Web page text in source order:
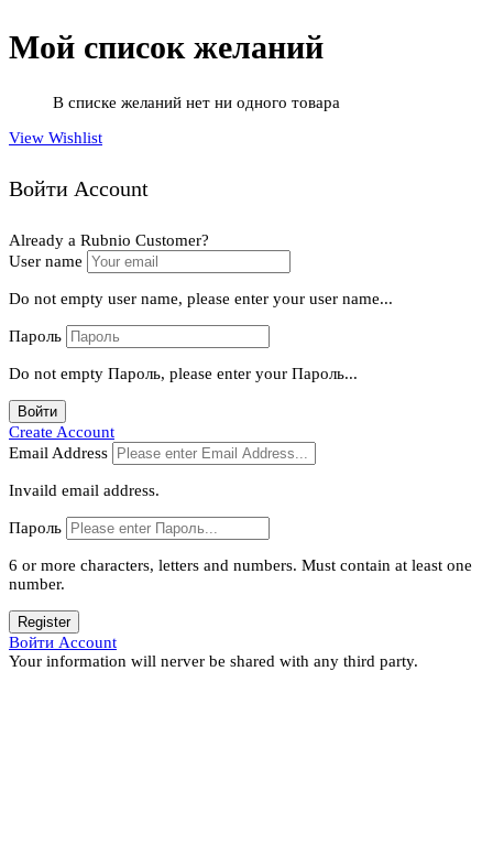
Мой список желаний
В списке желаний нет ни одного товара
View Wishlist
Войти Account
Already a Rubnio Customer?
User name
Do not empty user name, please enter your user name...
Пароль
Do not empty Пароль, please enter your Пароль...
Войти
Create Account
Email Address
Invaild email address.
Пароль
6 or more characters, letters and numbers. Must contain at least one
number.
Register
Войти Account
Your information will nerver be shared with any third party.